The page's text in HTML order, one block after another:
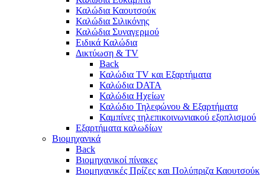
Καλώδια Καουτσούκ
Καλώδια Σιλικόνης
Καλώδια Συναγερμού
Ειδικά Καλώδια
Δικτύωση & TV
Back
Καλώδια TV και Εξαρτήματα
Καλώδια DATA
Καλώδια Ηχείων
Καλώδιο Τηλεφώνου & Εξαρτήματα
Καμπίνες τηλεπικοινωνιακού εξοπλισμού
Eξαρτήματα καλωδίων
Βιομηχανικά
Back
Βιομηχανικοί πίνακες
Βιομηχανικές Πρίζες και Πολύπριζα Καουτσούκ